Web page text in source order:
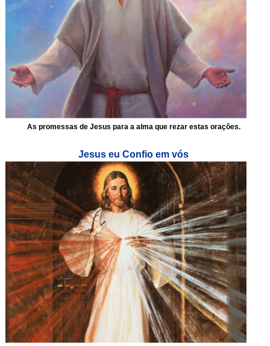
As promessas de Jesus para a alma que rezar estas orações.
Jesus eu Confio em vós